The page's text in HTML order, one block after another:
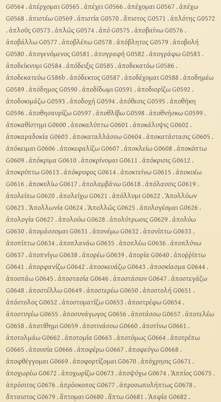
G0564 .ἀπέρχομαι G0565 .ἀπέχει G0566.ἀπέχομαι G0567.ἀπέχω
G0568.ἀπιστέω G0569.ἀπιστία G0570.ἄπιστος G0571 .ἁπλότης G0572
.ἁπλοῦς G0573 .ἁπλῶς G0574 .ἀπό G0575 .ἀποβαίνω G0576.
ἀποβάλλω G0577.ἀποβλέπω G0578.ἀπόβλητος G0579.ἀποβολή
G0580.ἀπογενόμενος G0581 .ἀπογραφή G0582 .ἀπογράφω G0583 .
ἀποδείκνυμι G0584 .ἀπόδειξις G0585 .ἀποδεκατόω G0586.
ἀποδεκατεύω G586b.ἀπόδεκτος G0587.ἀποδέχομαι G0588.ἀποδημέω
G0589.ἀπόδημος G0590.ἀποδίδωμι G0591 .ἀποδιορίζω G0592 .
ἀποδοκιμάζω G0593 .ἀποδοχή G0594 .ἀπόθεσις G0595 .ἀποθήκη
G0596.ἀποθησαυρίζω G0597.ἀποθλίβω G0598.ἀποθνήσκω G0599.
ἀποκαθίστημι G0600.ἀποκαλύπτω G0601 .ἀποκάλυψις G0602 .
ἀποκαραδοκία G0603 .ἀποκαταλλάσσω G0604 .ἀποκατάστασις G0605 .
ἀπόκειμαι G0606.ἀποκεφαλίζω G0607.ἀποκλείω G0608.ἀποκόπτω
G0609.ἀπόκριμα G0610.ἀποκρίνομαι G0611 .ἀπόκρισις G0612 .
ἀποκρύπτω G0613 .ἀπόκρυφος G0614 .ἀποκτείνω G0615 .ἀποκυέω
G0616.ἀποκυλίω G0617.ἀπολαμβάνω G0618.ἀπόλαυσις G0619.
ἀπολείπω G0620.ἀπολείχω G0621 .ἀπόλλυμι G0622 .Ἀπολλύων
G0623 .Ἀπολλωνία G0624 .Ἀπολλῶς G0625 .ἀπολογέομαι G0626.
ἀπολογία G0627.ἀπολούω G0628.ἀπολύτρωσις G0629.ἀπολύω
G0630.ἀπομάσσομαι G0631 .ἀπονέμω G0632 .ἀπονίπτω G0633 .
ἀποπίπτω G0634 .ἀποπλανάω G0635 .ἀποπλέω G0636.ἀποπλύνω
G0637.ἀποπνίγω G0638.ἀπορέω G0639.ἀπορία G0640.ἀποῤῥίπτω
G0641 .ἀπορφανίζω G0642 .ἀποσκευάζω G0643 .ἀποσκίασμα G0644 .
ἀποσπάω G0645 .ἀποστασία G0646.ἀποστάσιον G0647.ἀποστεγάζω
G0648.ἀποστέλλω G0649.ἀποστερέω G0650.ἀποστολή G0651 .
ἀπόστολος G0652 .ἀποστοματίζω G0653 .ἀποστρέφω G0654 .
ἀποστυγέω G0655 .ἀποσυνάγωγος G0656.ἀποτάσσω G0657.ἀποτελέω
G0658.ἀποτίθημι G0659.ἀποτινάσσω G0660.ἀποτίνω G0661 .
ἀποτολμάω G0662 .ἀποτομία G0663 .ἀποτόμως G0664 .ἀποτρέπω
G0665 .ἀπουσία G0666.ἀποφέρω G0667.ἀποφεύγω G0668.
ἀποφθέγγομαι G0669.ἀποφορτίζομαι G0670.ἀπόχρησις G0671 .
ἀποχωρέω G0672 .ἀποχωρίζω G0673 .ἀποψύχω G0674 .Ἀππίος G0675 .
ἀπρόσιτος G0676.ἀπρόσκοπος G0677.ἀπροσωπολήπτως G0678.
ἄπταιστος G0679.ἅπτομαι G0680.ἅπτω G0681 .Ἀπφία G0682 .